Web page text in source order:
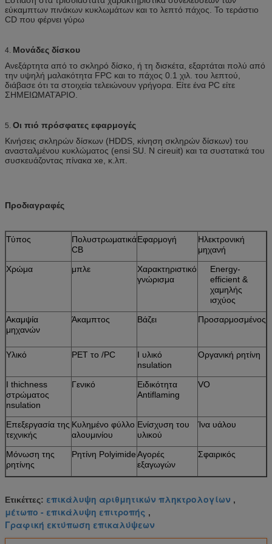
εύκαμπτων πινάκων κυκλωμάτων και το λεπτό πάχος. Το τεράστιο
CD που φέρνει γύρω
4. Μονάδες δίσκου
Ανεξάρτητα από το σκληρό δίσκο, ή τη δισκέτα, εξαρτάται πολύ από
την υψηλή μαλακότητα FPC και το πάχος 0.1 χιλ. του λεπτού,
διάβασε ότι τα στοιχεία τελειώνουν γρήγορα. Είτε ένα PC είτε
ΣΗΜΕΙΩΜΑΤΆΡΙΟ.
5. Οι πιό πρόσφατες εφαρμογές
Κινήσεις σκληρών δίσκων (HDDS, κίνηση σκληρών δίσκων) του
ανασταλμένου κυκλώματος (ensi SU. Ν cireuit) και τα συστατικά του
συσκευάζοντας πίνακα xe, κ.λπ.
Προδιαγραφές
Τύπος
Πολυστρωματικά
CB
Εφαρμογή
Ηλεκτρονική
μηχανή
Χρώμα
μπλε
Χαρακτηριστικό
γνώρισμα
Energy-
efficient &
χαμηλής
ισχύος
Ακαμψία
μηχανών
Άκαμπτος Βάζει Προσαρμοσμένος
Υλικό PET το /PC
Ι υλικό
nsulation
Οργανική ρητίνη
Ι thichness
στρώματος
nsulation
Γενικό
Ειδικότητα
Antiflaming
VO
Επεξεργασία της
τεχνικής
Κυλημένο φύλλο
αλουμινίου
Ενίσχυση του
υλικού
Ίνα υάλου
Μόνωση της
ρητίνης
Ρητίνη PolyimideΑγορές
εξαγωγών
Σφαιρικός
Ετικέττες: επικάλυψη αριθμητικών πληκτρολογίων ,
μέτωπο - επικάλυψη επιτροπής ,
Γραφική εκτύπωση επικαλύψεων